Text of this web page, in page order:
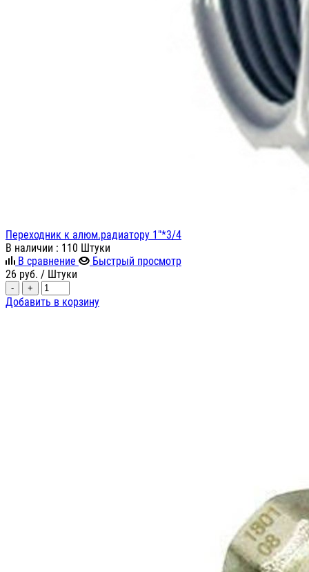
Переходник к алюм.радиатору 1"*3/4
В наличии : 110 Штуки
В сравнение
Быстрый просмотр
26 руб. / Штуки
- +
Добавить в корзину